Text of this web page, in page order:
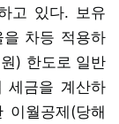
고 있다. 보유
차등 적용하
) 한도로 일반
세금을 계산하
월공제(당해